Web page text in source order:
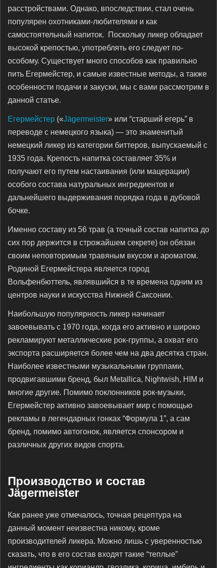
расстройствами. Однако, впоследствии, стал очень
популярен охотниками-любителями и как
самостоятельный напиток. Поскольку ликер обладает
высокой крепостью, употреблять его следует по-
особому. Существует много способов как правильно
пить Егермейстер, и самые известные методы, а также
особенности подачи и закуски, мы с вами рассмотрим в
данной статье.
Егермейстер («Jägermeister» или “старший егерь” в
переводе с немецкого языка) — это знаменитый
немецкий ликер из категории биттеров, выпускаемый с
1935 года. Крепость напитка составляет 35% и
получают его путем настаивания (или мацерации)
особого состава натуральных ингредиентов и
дальнейшего выдерживания порядка года в дубовой
бочке.
Именно составу из 56 трав (а точный состав напитка до
сих пор держится в строжайшем секрете) он обязан
своим неповторимым травяным вкусом и ароматом.
Родиной Егермейстера является город
Вольфенбюттель, являвшийся в те времена одним из
центров науки и искусства Нижней Саксонии.
Наибольшую популярность ликер начинает
завоевывать с 1970 года, когда его активно и широко
рекламируют металлические рок-группы, а охват его
экспорта расширяется более чем на два десятка стран.
Наиболее известными музыкальными группами,
продвигавшими бренд, был Metallica, Nightwish, HIM и
многие другие. Помимо поклонников рок-музыки,
Егермейстер активно завоевывает мир с помощью
рекламы в легендарных гонках “Формула 1”, а сам
бренд, помимо автогонок, является спонсором и
различных других видов спорта.
Производство и состав
Jägermeister
Как ранее уже отмечалось, точная рецептура на
данный момент неизвестна никому, кроме
производителей ликера. Можно лишь с уверенностью
сказать, что в его состав входят такие “теплые”